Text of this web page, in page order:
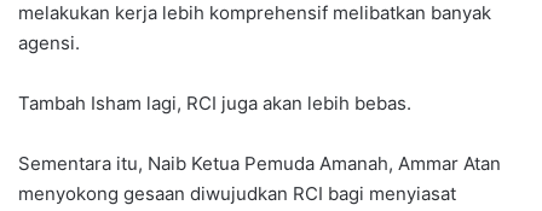
melakukan kerja lebih komprehensif melibatkan banyak
agensi.
Tambah Isham lagi, RCI juga akan lebih bebas.
Sementara itu, Naib Ketua Pemuda Amanah, Ammar Atan
menyokong gesaan diwujudkan RCI bagi menyiasat